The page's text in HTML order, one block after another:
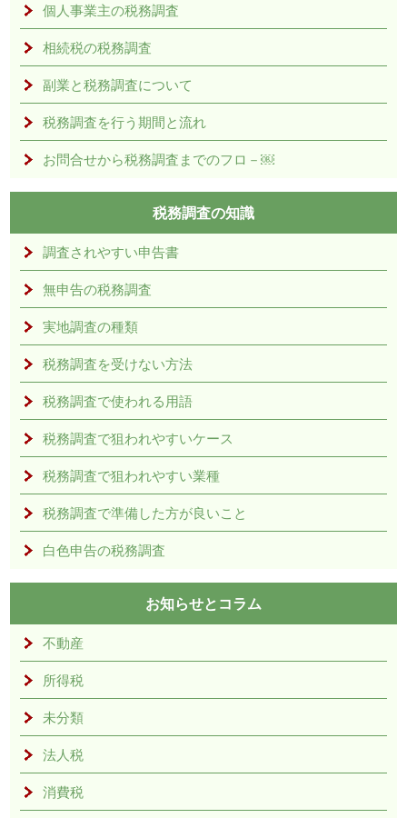
個人事業主の税務調査
相続税の税務調査
副業と税務調査について
税務調査を行う期間と流れ
お問合せから税務調査までのフロ－￼
税務調査の知識
調査されやすい申告書
無申告の税務調査
実地調査の種類
税務調査を受けない方法
税務調査で使われる用語
税務調査で狙われやすいケース
税務調査で狙われやすい業種
税務調査で準備した方が良いこと
白色申告の税務調査
お知らせとコラム
不動産
所得税
未分類
法人税
消費税